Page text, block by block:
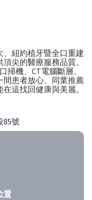
紐約植牙暨全口重建
尖的醫療服務品質。
掃機、CT電腦斷層、
間患者放心、同業推薦
這找回健康與美麗。
85號
置